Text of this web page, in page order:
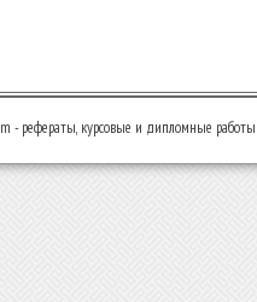
- рефераты, курсовые и дипломные работы